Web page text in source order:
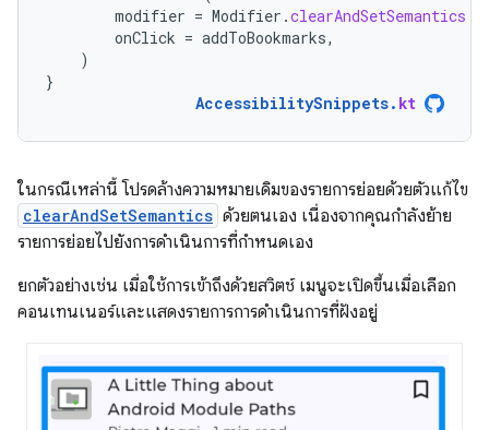
modifier = Modifier .clearAndSetSemantics
onClick = addToBookmarks,
)
}
AccessibilitySnippets. kt
ในกรณีเหล่านี้ โปรดล้างความหมายเดิมของรายการย่อยด้วยตัวแก้ไข
clearAndSetSemantics ด้วยตนเอง เนื่องจากคุณกําลังย้าย
รายการย่อยไปยังการดําเนินการที่กำหนดเอง
ยกตัวอย่างเช่น เมื่อใช้การเข้าถึงด้วยสวิตช์ เมนูจะเปิดขึ้นเมื่อเลือก
คอนเทนเนอร์และแสดงรายการการดำเนินการที่ฝังอยู่